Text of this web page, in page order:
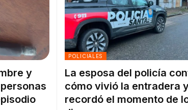
y
POLICIALES
La esposa del policía
cómo vivió la entradera
recordó el momento de